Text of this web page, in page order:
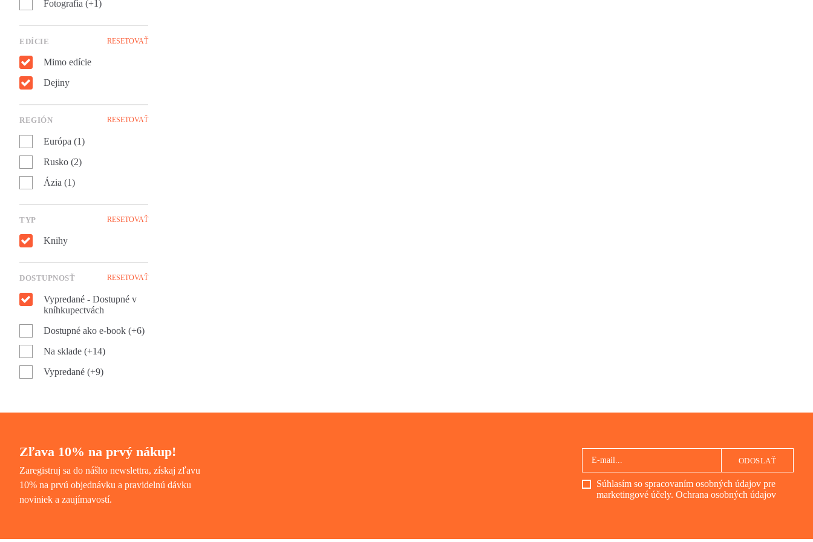
Fotografia (+1)
EDÍCIE RESETOVAŤ
Mimo edície
Dejiny
REGIÓN RESETOVAŤ
Európa (1)
Rusko (2)
Ázia (1)
TYP RESETOVAŤ
Knihy
DOSTUPNOSŤ RESETOVAŤ
Vypredané - Dostupné v
kníhkupectvách
Dostupné ako e-book (+6)
Na sklade (+14)
Vypredané (+9)
Zľava 10% na prvý nákup!
Zaregistruj sa do nášho newslettra, získaj zľavu
10% na prvú objednávku a pravidelnú dávku
noviniek a zaujímavostí.
Súhlasím so spracovaním osobných údajov pre
marketingové účely. Ochrana osobných údajov
ODOSLAŤ